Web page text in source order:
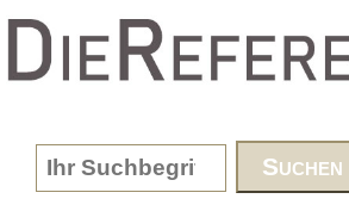
www.DieReferenz.de
Search form